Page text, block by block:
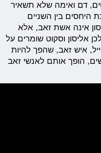
דם ואימה שלא תשאיר
בין השניים
אינה אשת זאב, אלא
אליסון וסקוט שומרים על
איש זאב, שהפך להיות
הופך אותם לאנשי זאב